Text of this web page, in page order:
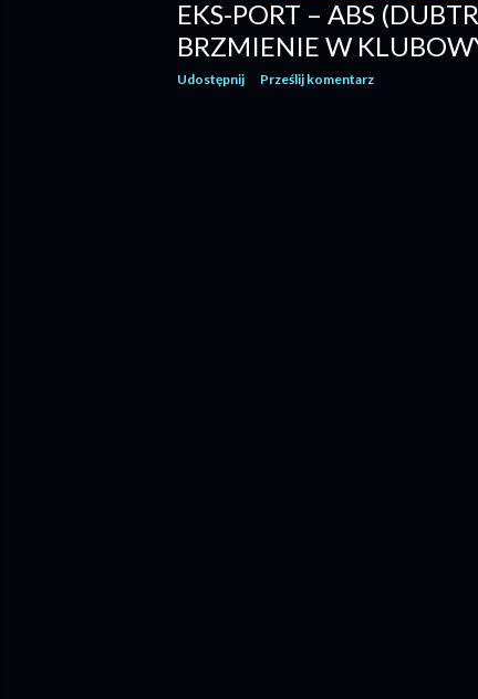
EKS-PORT – ABS
BRZMIENIE W
Udostępnij Prześlij komentarz